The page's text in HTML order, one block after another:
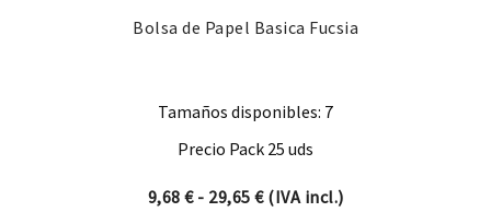
Bolsa de Papel Basica Fucsia
Tamaños disponibles: 7
Precio Pack 25 uds
9,68 € - 29,65 €Rango de precios: desde
(IVA incl.)